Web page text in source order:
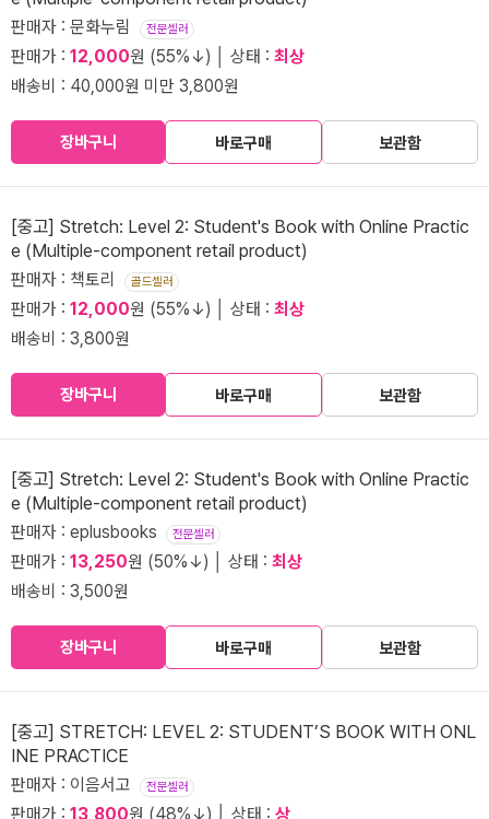
판매자 : 문화누림 전문셀러
판매가 : 12,000원 (55%↓) │ 상태 : 최상
배송비 : 40,000원 미만 3,800원
장바구니 바로구매 보관함
[중고] Stretch: Level 2: Student's Book with Online Practic
e (Multiple-component retail product)
판매자 : 책토리 골드셀러
판매가 : 12,000원 (55%↓) │ 상태 : 최상
배송비 : 3,800원
장바구니 바로구매 보관함
[중고] Stretch: Level 2: Student's Book with Online Practic
e (Multiple-component retail product)
판매자 : eplusbooks 전문셀러
판매가 : 13,250원 (50%↓) │ 상태 : 최상
배송비 : 3,500원
장바구니 바로구매 보관함
[중고] STRETCH: LEVEL 2: STUDENT’S BOOK WITH ONL
INE PRACTICE
판매자 : 이음서고 전문셀러
판매가 : 13,800원 (48%↓) │ 상태 : 상